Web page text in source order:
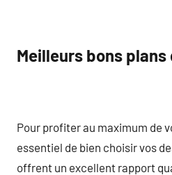
Meilleurs bons plans
Pour profiter au maximum de
essentiel de bien choisir vos
offrent un excellent rapport